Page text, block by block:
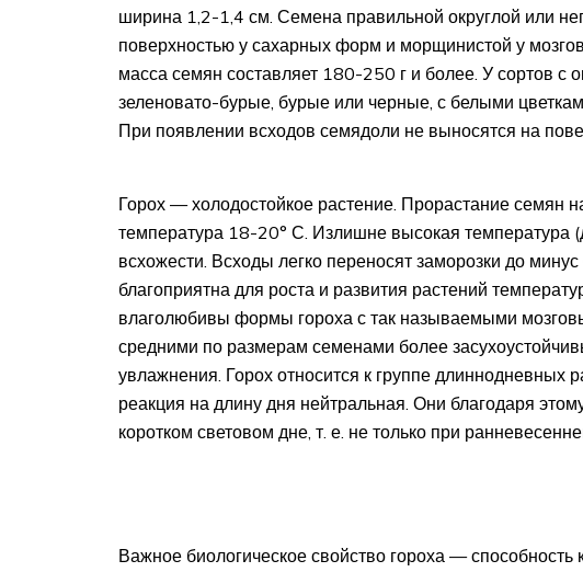
ширина 1,2-1,4 см. Семена правильной округлой или
поверхностью у сахарных форм и морщинистой у
масса семян составляет 180-250 г и более. У сортов с
зеленовато-бурые, бурые или черные, с белыми
При появлении всходов семядоли не выносятся на
Горох — холодостойкое растение. Прорастание семян
температура 18-20° С. Излишне высокая температура
всхожести. Всходы легко переносят заморозки до
благоприятна для роста и развития растений
влаголюбивы формы гороха с так называемыми
средними по размерам семенами более
увлажнения. Горох относится к группе длиннодневных
реакция на длину дня нейтральная. Они благодаря
коротком световом дне, т. е. не только при
Важное биологическое свойство гороха —